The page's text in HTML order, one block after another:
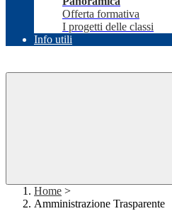
Offerta formativa
I progetti delle classi
Info utili
Home >
Amministrazione Trasparente